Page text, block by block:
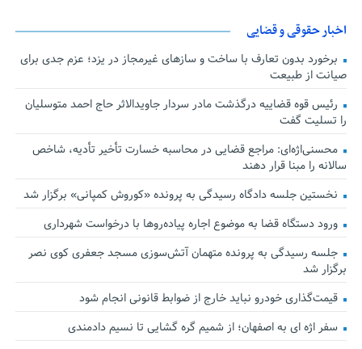
اخبار حقوقی و قضایی
برخورد بدون تعارف با ساخت‌ و سازهای غیرمجاز در یزد؛ عزم جدی برای
صیانت از طبیعت
رئیس قوه قضاییه درگذشت مادر سردار جاویدالاثر حاج احمد متوسلیان
را تسلیت گفت
محسنی‌اژه‌ای: مراجع قضایی در محاسبه خسارت تأخیر تأدیه، شاخص
سالانه را مبنا قرار دهند
نخستین جلسه دادگاه رسیدگی به پرونده «کوروش کمپانی» برگزار شد
ورود دستگاه قضا به موضوع اجاره پیاده‌روها با درخواست شهرداری
جلسه رسیدگی به پرونده متهمان آتش‌سوزی مسجد جعفری کوی نصر
برگزار شد
قیمت‌گذاری خودرو نباید خارج از ضوابط قانونی انجام شود
سفر اژه ای به اصفهان؛ از شمیم گره گشایی تا نسیم دادمندی